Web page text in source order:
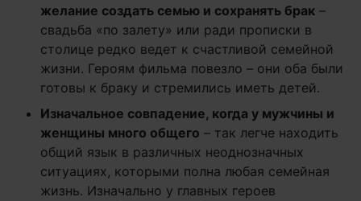
желание создать семью и сохранять брак –
свадьба «по залету» или ради прописки в
столице редко ведет к счастливой семейной
жизни. Героям фильма повезло – они оба были
готовы к браку и стремились иметь детей.
Изначальное совпадение, когда у мужчины и
женщины много общего – так легче находить
общий язык в различных неоднозначных
ситуациях, которыми полна любая семейная
жизнь. Изначально у главных героев